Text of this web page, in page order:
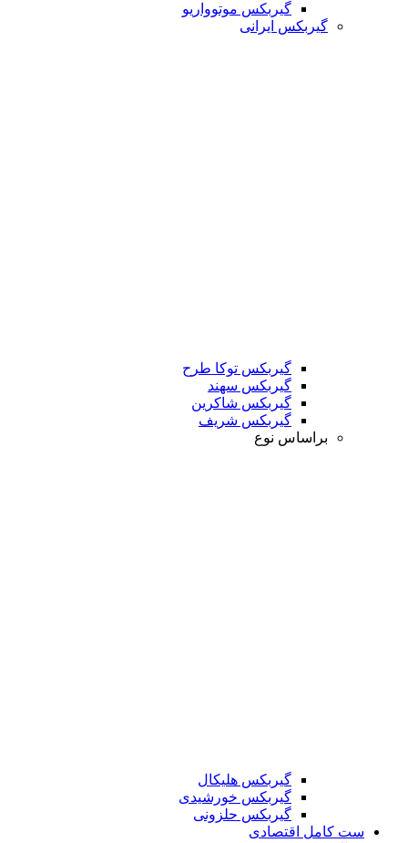
گیربکس موتوواریو
گیربکس ایرانی
گیربکس توکا طرح
گیربکس سهند
گیربکس شاکرین
گیربکس شریف
براساس نوع
گیربکس هلیکال
گیربکس خورشیدی
گیربکس حلزونی
ست کامل اقتصادی